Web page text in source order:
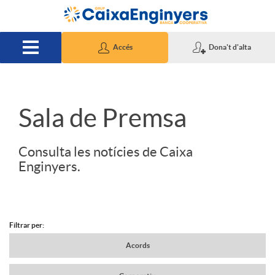
Salta al contingut principal
Accés Dona't d'alta
S
d
Sala de Premsa
Consulta les notícies de Caixa
Enginyers.
N
Filtrar per:
Acords